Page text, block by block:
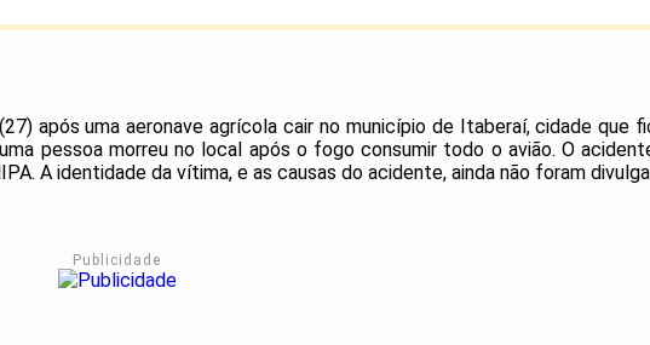
após uma aeronave agrícola cair no município de Itaberaí, cidade que
pessoa morreu no local após o fogo consumir todo o avião. O
A identidade da vítima, e as causas do acidente, ainda não foram
Publicidade